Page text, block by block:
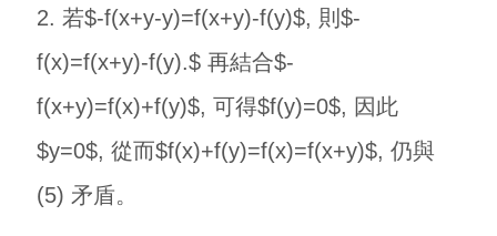
2. 若$-f(x+y-y)=f(x+y)-f(y)$, 則$-
f(x)=f(x+y)-f(y).$ 再結合$-
f(x+y)=f(x)+f(y)$, 可得$f(y)=0$, 因此
$y=0$, 從而$f(x)+f(y)=f(x)=f(x+y)$, 仍與
(5) 矛盾。